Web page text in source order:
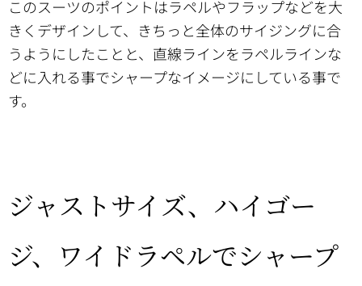
このスーツのポイントはラペルやフラップなどを大
きくデザインして、きちっと全体のサイジングに合
うようにしたことと、直線ラインをラペルラインな
どに入れる事でシャープなイメージにしている事で
す。
ジャストサイズ、ハイゴー
ジ、ワイドラペルでシャープ